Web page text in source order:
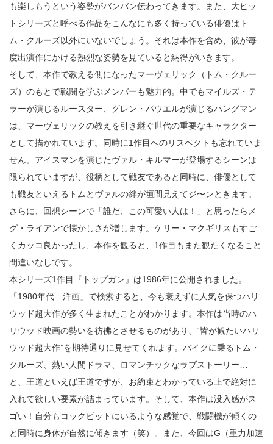
も楽しもうという姿勢がバンバン伝わってきます。また、大ヒッ
トシリーズと呼べる作品をこんなにも多く持っている俳優はト
ム・クルーズ以外にいないでしょう。それは本作を含め、彼が毎
度出演作にかける熱烈な姿勢を見ていると納得がいきます。
そして、本作で教える側になったマーヴェリック（トム・クルー
ズ）のもとで戦闘を学ぶメンバーも魅力的。中でもマイルズ・テ
ラーが演じるルースター、グレン・パウエルが演じるハングマン
は、マーヴェリックの教えを引き継ぐ世代の重要なキャラクター
として描かれています。同時に1作目へのリスペクトも忘れていま
せん。アイスマンを演じたヴァル・キルマーが登場するシーンは
限られていますが、役柄として戦友であると同時に、俳優として
も戦友といえるトムとヴァルの絆が垣間見えてジ〜ンときます。
さらに、回想シーンで「誰だ、この可愛い人は！」と思ったらメ
グ・ライアンで懐かしさが増します。ケリー・マクギリスもすご
くカッコ良かったし、本作を観ると、1作目もまた観たくなること
間違いなしです。
本シリーズ1作目『トップガン』は1986年に公開されました。
「1980年代 洋画」で検索すると、今も衰えずに人気を保つハリ
ウッド超大作が多く生まれたことがわかります。本作は当時のハ
リウッド映画の勢いを彷彿とさせるものがあり、“皆が観たいハリ
ウッド超大作”を期待通りに見せてくれます。バイクに乗るトム・
クルーズ、熱い人間ドラマ、ロマンチックなラブストーリー…
と、王道といえば王道ですが、お約束とわかっている上で絶対に
入れて欲しい要素が詰まっています。そして、本作は没入感がス
ゴい！自分もコックピットにいるような感覚で、戦闘機が傾くの
と同時に身体が自然に傾きます（笑）。また、今回はG（重力加速